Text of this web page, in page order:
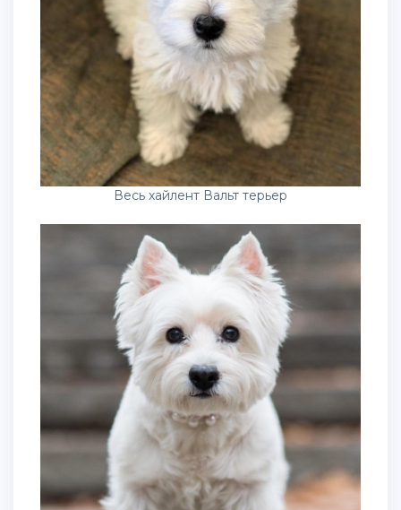
Весь хайлент Вальт терьер